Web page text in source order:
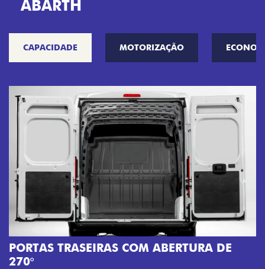
ABARTH
CAPACIDADE MOTORIZAÇÃO
PORTAS TRASEIRAS COM ABERTURA DE
270°